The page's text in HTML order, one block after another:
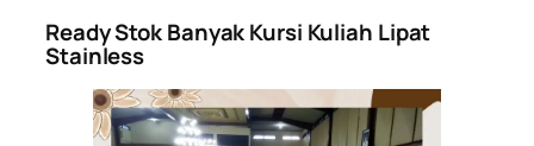
Ready Stok Banyak Kursi Kuliah Lipat
Stainless